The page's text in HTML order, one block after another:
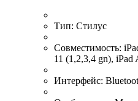
Тип: Стилус
Совместимость:
11 (1,2,3,4 gn),
Интерфейс: